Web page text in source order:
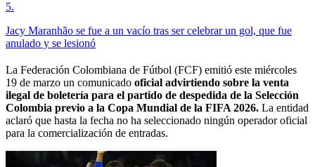
5.
Jacy Maranhão se fue a un vacío tras ser celebrar un gol, que fue
anulado y se lesionó
La Federación Colombiana de Fútbol (FCF) emitió este miércoles
19 de marzo un comunicado oficial advirtiendo sobre la venta
ilegal de boletería para el partido de despedida de la Selección
Colombia previo a la Copa Mundial de la FIFA 2026. La entidad
aclaró que hasta la fecha no ha seleccionado ningún operador oficial
para la comercialización de entradas.